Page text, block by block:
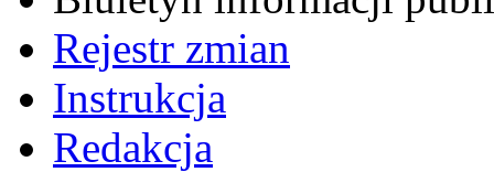
Rejestr zmian
Instrukcja
Redakcja